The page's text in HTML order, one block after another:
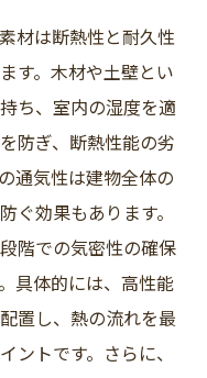
材は断熱性と耐久性
す。木材や土壁とい
ち、室内の湿度を適
防ぎ、断熱性能の劣
通気性は建物全体の
ぐ効果もあります。
階での気密性の確保
具体的には、高性能
置し、熱の流れを最
ントです。さらに、